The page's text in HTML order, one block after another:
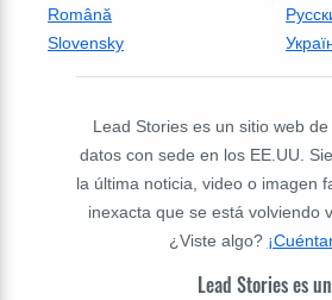
Română
Slovensky
Lead Stories es un sitio web
datos con sede en los EE.UU.
la última noticia, video o imagen
inexacta que se está volviendo
¿Viste algo?
Lead Stories es